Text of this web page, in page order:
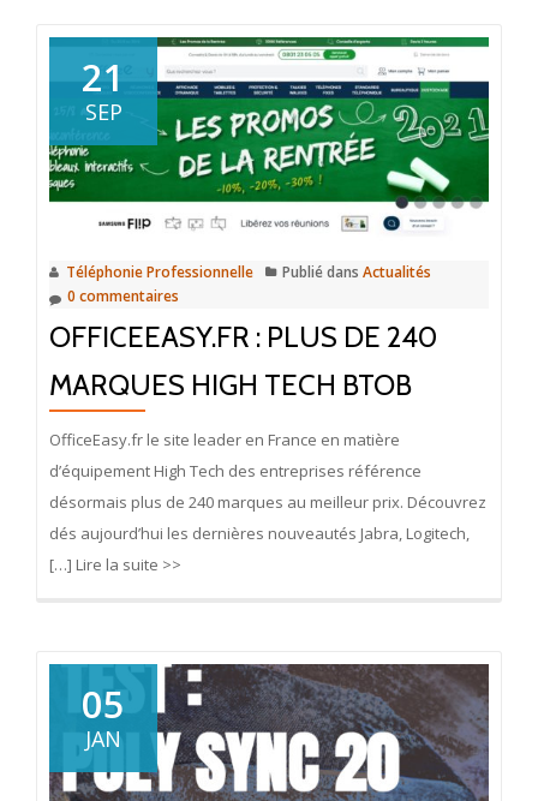
21
SEP
Téléphonie Professionnelle Publié dans Actualités
0 commentaires
OFFICEEASY.FR : PLUS DE 240
MARQUES HIGH TECH BTOB
OfficeEasy.fr le site leader en France en matière
d’équipement High Tech des entreprises référence
désormais plus de 240 marques au meilleur prix. Découvrez
dés aujourd’hui les dernières nouveautés Jabra, Logitech,
[…] Lire la suite >>
05
JAN